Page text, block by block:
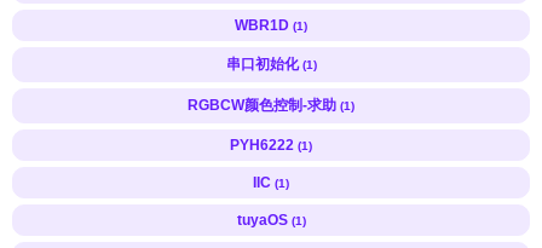
WBR1D (1)
串口初始化 (1)
RGBCW颜色控制-求助 (1)
PYH6222 (1)
IIC (1)
tuyaOS (1)